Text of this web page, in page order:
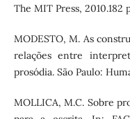
The MIT Press, 2010.182
MODESTO, M. As
relações entre
prosódia. São Paulo:
MOLLICA, M.C. Sobre